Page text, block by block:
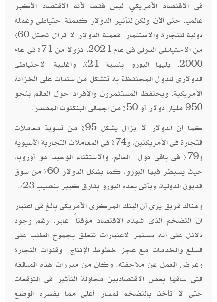
فى الاقتصاد الأمريكي، ليس فقط لأنه الاقتصاد الأكبر
عالميا، حتى الآن، ولكن لتأثير الدولار كعملة احتياطى وعملة
دولية للتجارة والاستثمار. فعملة الدولار لا تزال تحتل 60%
من الاحتياطى الدولى فى عام 2021، نزولا من 71% فى عام
2000، يليها اليورو بنسبة 21%، وأغلبية الاحتياطى
الدولارى للدول المحتفظة به تتشكل من سندات على الخزانة
الأمريكية. ويحتفظ المستثمرون والأفراد حول العالم بنحو
950 مليار دولار أو 50% من إجمالى البنكنوت المصدر
.
كما أن الدولار لا يزال يشكل 95% من تسوية معاملات
التجارة فى الأمريكتين، و74% فى المعاملات التجارية الآسيوية
و79% فى باقى دول العالم، والاستثناء الوحيد هو أوروبا،
حيث يسيطر فيها اليورو، كما يشكل الدولار 60% من سوق
الديون الدولية، ويأتى بعده اليورو بفارق كبير بنصيب 23
%
.
وهناك فريق يرى أن البنك المركزى الأمريكى بالغ فى اعتبار
أن التضخم الذى شهده الاقتصاد مؤقتاً عابر، رغم وجود
دلائل على أنه مستمر لاعتبارات تتعلق بجموح الطلب على
السلع والخدمات مع عجز خطوط الإنتاج وقنوات التجارة
وعرض العمل عن ملاحقته. وكان من مبررات هذه المبالغة
التى ساقها بعض الاقتصاديين محاولة التأثير فى التوقعات
حتى لا تأخذ بالتضخم لمسار أعلى مما يفسره الوضع